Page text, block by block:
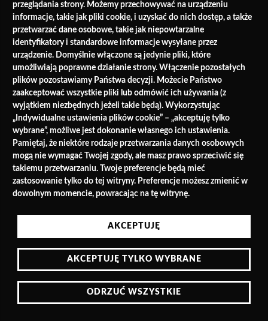
przeglądania strony. Możemy przechowywać na urządzeniu
informacje, takie jak pliki cookie, i uzyskać do nich dostęp, a także
przetwarzać dane osobowe, takie jak niepowtarzalne
identyfikatory i standardowe informacje wysyłane przez
urządzenie. Domyślnie włączone są jedynie pliki, które
umożliwiają poprawne działanie strony. Włączenie pozostałych
plików pozostawiamy Państwa decyzji. Możecie Państwo
zaakceptować wszystkie pliki lub odmówić ich używania (z
wyjątkiem niezbędnych jeżeli takie będą). Wykorzystując
„Indywidualne ustawienia plików cookie” – „akceptuję tylko
wybrane”, możliwe jest dokonanie własnego ich ustawienia.
Pamiętaj, że niektóre rodzaje przetwarzania danych osobowych
mogą nie wymagać Twojej zgody, ale masz prawo sprzeciwić się
takiemu przetwarzaniu. Twoje preferencje będą mieć
zastosowanie tylko do tej witryny. Preferencje możesz zmienić w
dowolnym momencie, powracając na tę witrynę.
AKCEPTUJĘ
AKCEPTUJĘ TYLKO WYBRANE
ODRZUĆ WSZYSTKIE
Sekretariat sekcji:
Prof. dr hab. n. med. Ewa Lewicka
II Klinika Kardiologii i Elektroterapii Serca
Gdańskiego Uniwersytetu Medycznego
Uniwersyteckie Centrum Kliniczne
ul. Dębinki 7
80-952 Gdańsk